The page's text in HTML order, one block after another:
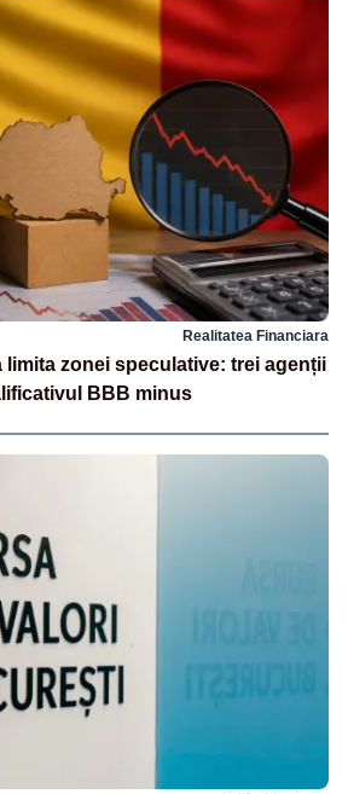
Realitatea Financiara
limita zonei speculative: trei agenții
BBB minus